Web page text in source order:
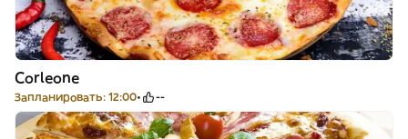
Corleone
Запланировать: 12:00 --